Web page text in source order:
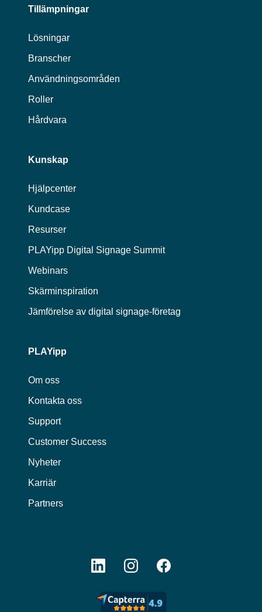
Tillämpningar
Lösningar
Branscher
Användningsområden
Roller
Hårdvara
Kunskap
Hjälpcenter
Kundcase
Resurser
PLAYipp Digital Signage Summit
Webinars
Skärminspiration
Jämförelse av digital signage-företag
PLAYipp
Om oss
Kontakta oss
Support
Customer Success
Nyheter
Karriär
Partners